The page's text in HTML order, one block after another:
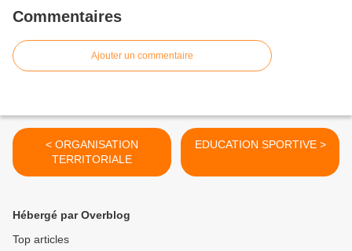
Commentaires
Ajouter un commentaire
< ORGANISATION
TERRITORIALE
EDUCATION SPORTIVE >
Hébergé par Overblog
Top articles